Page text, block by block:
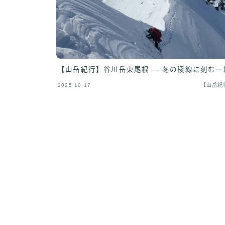
【山岳紀行】谷川岳東尾根 ― 冬の稜線に刻む一
2025.10.17 【山岳紀